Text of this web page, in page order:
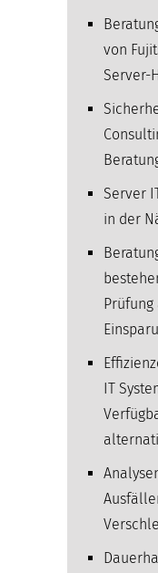
von
Server-
Server
in der
Prüfung
IT